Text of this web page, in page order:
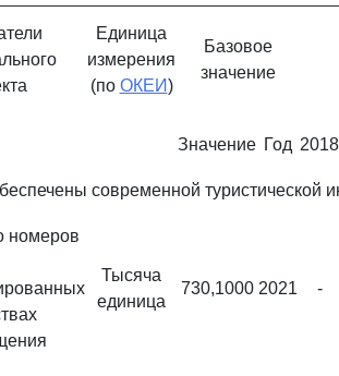
Единица
измерения
(по ОКЕИ)
Базовое
значение
Значение Год 2018
современной туристической
номеров
Тысяча
единица
730,1000 2021 -